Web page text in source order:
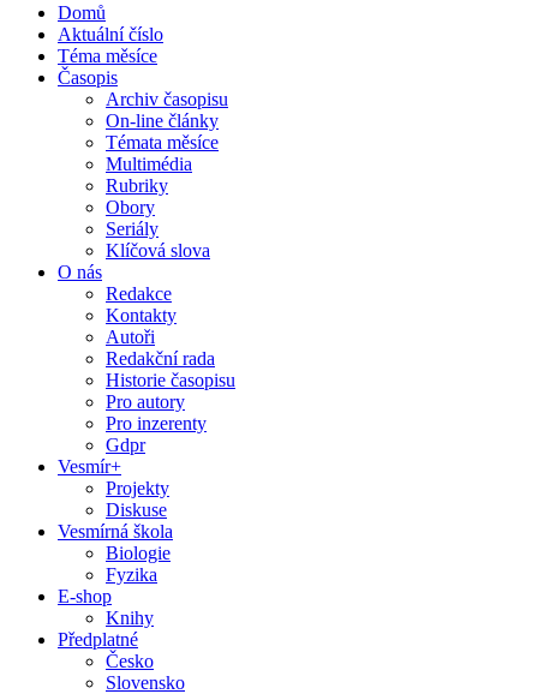
Domů
Aktuální číslo
Téma měsíce
Časopis
Archiv časopisu
On-line články
Témata měsíce
Multimédia
Rubriky
Obory
Seriály
Klíčová slova
O nás
Redakce
Kontakty
Autoři
Redakční rada
Historie časopisu
Pro autory
Pro inzerenty
Gdpr
Vesmír+
Projekty
Diskuse
Vesmírná škola
Biologie
Fyzika
E-shop
Knihy
Předplatné
Česko
Slovensko